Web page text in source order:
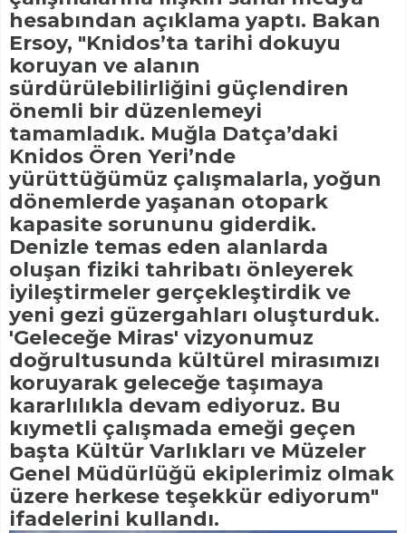
hesabından açıklama yaptı. Bakan
Ersoy, "Knidos’ta tarihi dokuyu
koruyan ve alanın
sürdürülebilirliğini güçlendiren
önemli bir düzenlemeyi
tamamladık. Muğla Datça’daki
Knidos Ören Yeri’nde
yürüttüğümüz çalışmalarla, yoğun
dönemlerde yaşanan otopark
kapasite sorununu giderdik.
Denizle temas eden alanlarda
oluşan fiziki tahribatı önleyerek
iyileştirmeler gerçekleştirdik ve
yeni gezi güzergahları oluşturduk.
'Geleceğe Miras' vizyonumuz
doğrultusunda kültürel mirasımızı
koruyarak geleceğe taşımaya
kararlılıkla devam ediyoruz. Bu
kıymetli çalışmada emeği geçen
başta Kültür Varlıkları ve Müzeler
Genel Müdürlüğü ekiplerimiz olmak
üzere herkese teşekkür ediyorum"
ifadelerini kullandı.